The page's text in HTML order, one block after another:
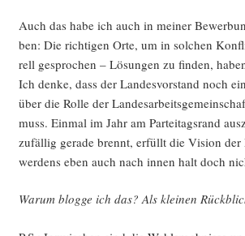
Auch das habe ich auch in mei­ner
ben: Die rich­ti­gen Orte, um in sol­chen
rell gespro­chen – Lösun­gen zu fin­den,
Ich den­ke, dass der Lan­des­vor­stand noch
über die Rol­le der
muss. Ein­mal im Jahr am Par­tei­tags­rand
zufäl­lig gera­de brennt, erfüllt die Visi­on
wer­dens eben auch nach innen halt doch
War­um blog­ge ich das? Als klei­nen